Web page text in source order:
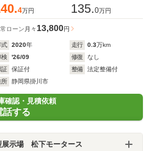
4万円 135.0万円
ローン 月々13,800円
式 2020年 走行 0.3万km
検
'26/09 修復
なし
証
保証付 整備
法定整備付
所
静岡県掛川市
確認・見積依頼
話する
展示場 松下モータース